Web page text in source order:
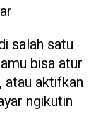
salah satu
bisa atur
atau aktifkan
ngikutin